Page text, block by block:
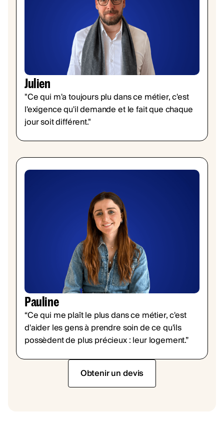
Julien
"Ce qui m'a toujours plu dans ce métier, c'est
l'exigence qu'il demande et le fait que chaque
jour soit différent."
Pauline
“Ce qui me plaît le plus dans ce métier, c'est
d'aider les gens à prendre soin de ce qu'ils
possèdent de plus précieux : leur logement.”
Obtenir un devis